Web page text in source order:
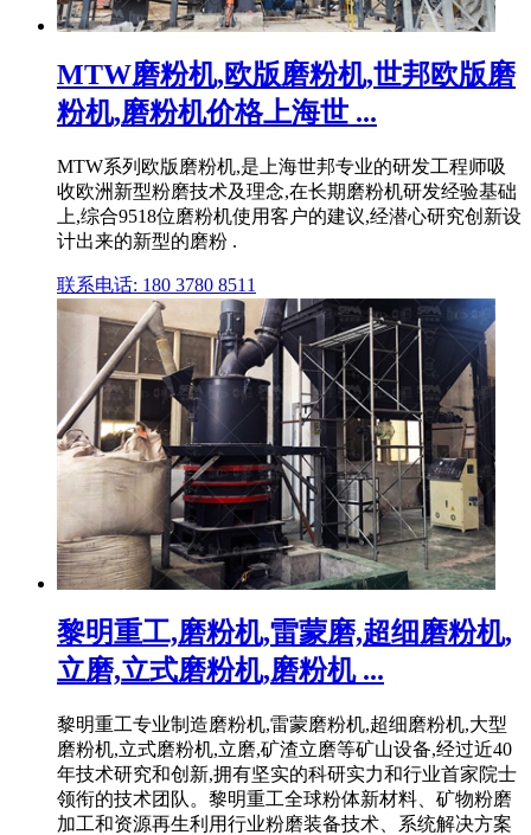
MTW磨粉机,欧版磨粉机,世邦欧版磨
粉机,磨粉机价格上海世 ...
MTW系列欧版磨粉机,是上海世邦专业的研发工程师吸
收欧洲新型粉磨技术及理念,在长期磨粉机研发经验基础
上,综合9518位磨粉机使用客户的建议,经潜心研究创新设
计出来的新型的磨粉 .
联系电话: 180 3780 8511
黎明重工,磨粉机,雷蒙磨,超细磨粉机,
立磨,立式磨粉机,磨粉机 ...
黎明重工专业制造磨粉机,雷蒙磨粉机,超细磨粉机,大型
磨粉机,立式磨粉机,立磨,矿渣立磨等矿山设备,经过近40
年技术研究和创新,拥有坚实的科研实力和行业首家院士
领衔的技术团队。黎明重工全球粉体新材料、矿物粉磨
加工和资源再生利用行业粉磨装备技术、系统解决方案